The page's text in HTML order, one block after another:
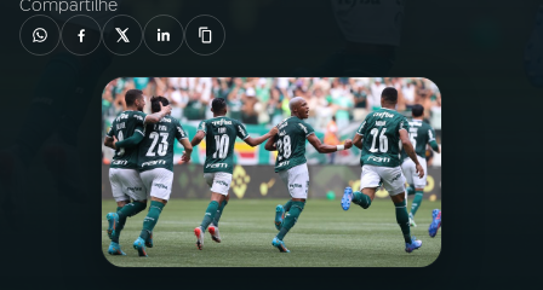
PROGRAMAS
PODCASTS
Compartilhe